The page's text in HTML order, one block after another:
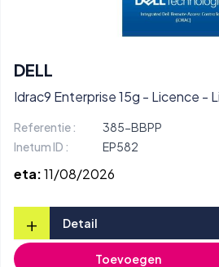
DELL
Idrac9 Enterprise 15g - Licence -
Referentie :
385-BBPP
Inetum ID :
EP582
eta:11/08/2026
+ Detail
Toevoegen